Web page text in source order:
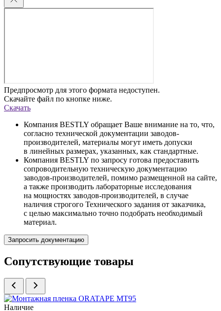
Предпросмотр для этого формата недоступен.
Скачайте файл по кнопке ниже.
Скачать
Компания BESTLY обращает Ваше внимание на то, что,
согласно технической документации заводов-
производителей, материалы могут иметь допуски
в линейных размерах, указанных, как стандартные.
Компания BESTLY по запросу готова предоставить
сопроводительную техническую документацию
заводов-производителей, помимо размещенной на сайте,
а также производить лабораторные исследования
на мощностях заводов-производителей, в случае
наличия строгого Технического задания от заказчика,
с целью максимально точно подобрать необходимый
материал.
Запросить документацию
Сопутствующие товары
Наличие